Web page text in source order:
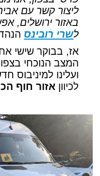
ליצור קשר עם
באזור ירושלים,
לשרי רובינס
אז, בבוקר שישי
המצב הנוכחי
ועלינו למיניבוס
לכיוון אזור חוף